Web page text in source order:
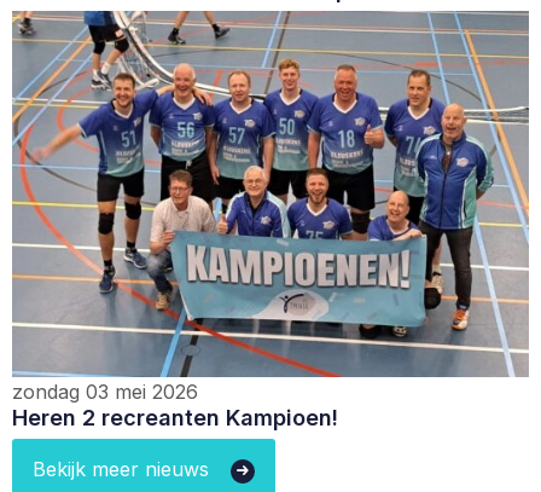
zondag 03 mei 2026
Heren 2 recreanten Kampioen!
Bekijk meer nieuws